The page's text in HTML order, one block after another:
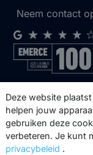
Neem contact
Via onze
hoogte van
events,
whitepapers.
Deze website
helpen jouw
gebruiken deze
verbeteren. Je kunt
privacybeleid .